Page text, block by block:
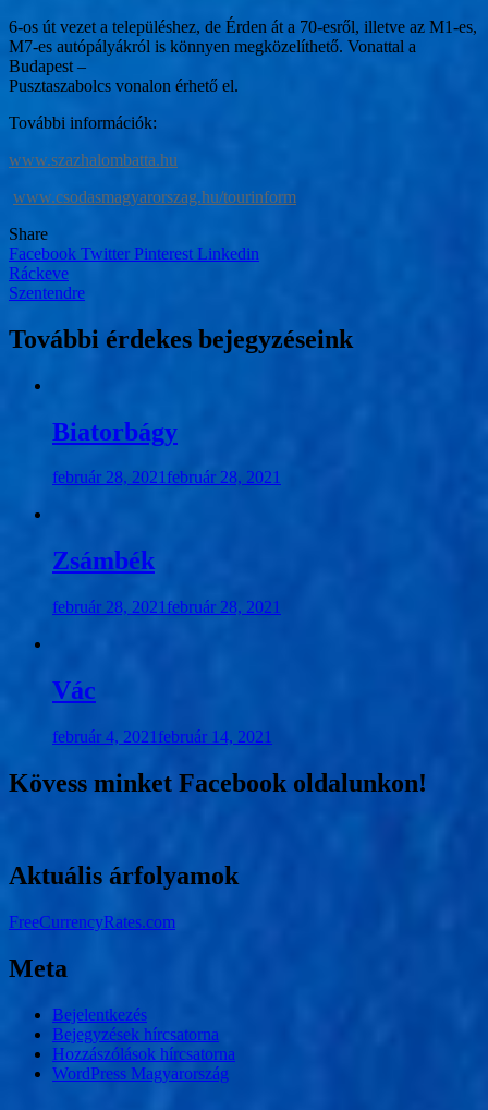
6-os út vezet a településhez, de Érden át a 70-esről, illetve az M1-es,
M7-es autópályákról is könnyen megközelíthető. Vonattal a
Budapest –
Pusztaszabolcs vonalon érhető el.
További információk:
www.szazhalombatta.hu
www.csodasmagyarorszag.hu/tourinform
Share
Facebook Twitter Pinterest Linkedin
Bejegyzés
navigáció
Ráckeve
Szentendre
További érdekes bejegyzéseink
Biatorbágy
február 28, 2021február 28, 2021
Zsámbék
február 28, 2021február 28, 2021
Vác
február 4, 2021 február 14, 2021
Kövess minket Facebook oldalunkon!
Aktuális árfolyamok
FreeCurrencyRates.com
Meta
Bejelentkezés
Bejegyzések hírcsatorna
Hozzászólások hírcsatorna
WordPress Magyarország